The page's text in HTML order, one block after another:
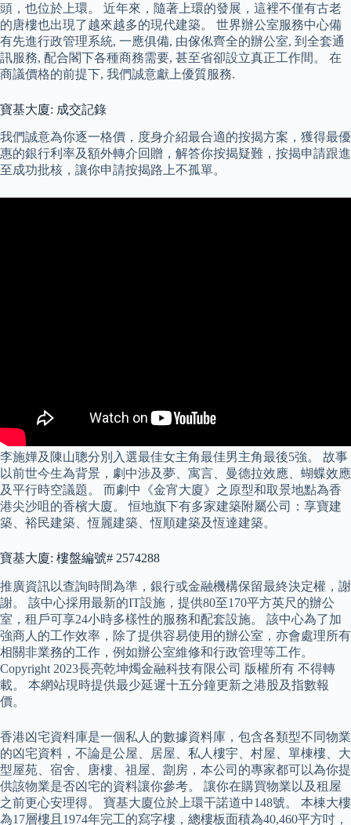
頭，也位於上環。 近年來，隨著上環的發展，這裡不僅有古老
的唐樓也出現了越來越多的現代建築。 世界辦公室服務中心備
有先進行政管理系統, 一應俱備, 由傢俬齊全的辦公室, 到全套通
訊服務, 配合閣下各種商務需要, 甚至省卻設立真正工作間。 在
商議價格的前提下, 我們誠意獻上優質服務.
寶基大廈: 成交記錄
我們誠意為你逐一格價，度身介紹最合適的按揭方案，獲得最優
惠的銀行利率及額外轉介回贈，解答你按揭疑難，按揭申請跟進
至成功批核，讓你申請按揭路上不孤單。
李施嬅及陳山聰分別入選最佳女主角最佳男主角最後5強。 故事
以前世今生為背景，劇中涉及夢、寓言、曼德拉效應、蝴蝶效應
及平行時空議題。 而劇中《金宵大廈》之原型和取景地點為香
港尖沙咀的香檳大廈。 恒地旗下有多家建築附屬公司：享寶建
築、裕民建築、恆麗建築、恆順建築及恆達建築。
寶基大廈: 樓盤編號# 2574288
推廣資訊以查詢時間為準，銀行或金融機構保留最終決定權，謝
謝。 該中心採用最新的IT設施，提供80至170平方英尺的辦公
室，租戶可享24小時多樣性的服務和配套設施。 該中心為了加
強商人的工作效率，除了提供容易使用的辦公室，亦會處理所有
相關非業務的工作，例如辦公室維修和行政管理等工作。
Copyright 2023長亮乾坤燭金融科技有限公司 版權所有 不得轉
載。 本網站現時提供最少延遲十五分鐘更新之港股及指數報
價。
香港凶宅資料庫是一個私人的數據資料庫，包含各類型不同物業
的凶宅資料，不論是公屋、居屋、私人樓宇、村屋、單棟樓、大
型屋苑、宿舍、唐樓、祖屋、劏房，本公司的專家都可以為你提
供該物業是否凶宅的資料讓你參考。 讓你在購買物業以及租屋
之前更心安理得。 寶基大廈位於上環干諾道中148號。 本棟大樓
為17層樓且1974年完工的寫字樓，總樓板面積為40,460平方吋，